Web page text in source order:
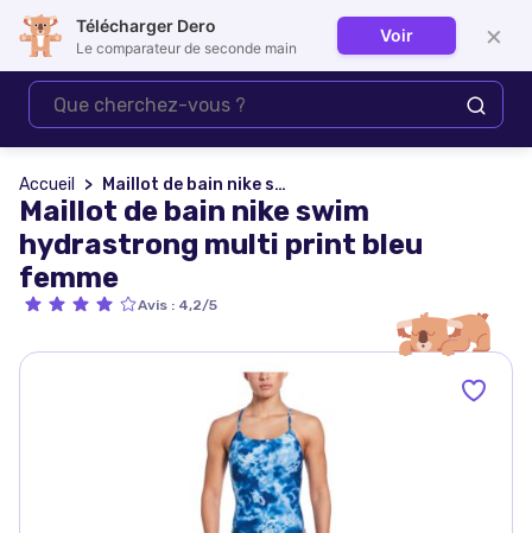
Se connecter
Accueil Maillot de bain nike swim hydrastrong multi print bleu femme
Maillot de bain nike swim
hydrastrong multi print bleu
femme
Avis : 4,2/5
Télécharger Dero
Le comparateur de seconde main
Voir ×